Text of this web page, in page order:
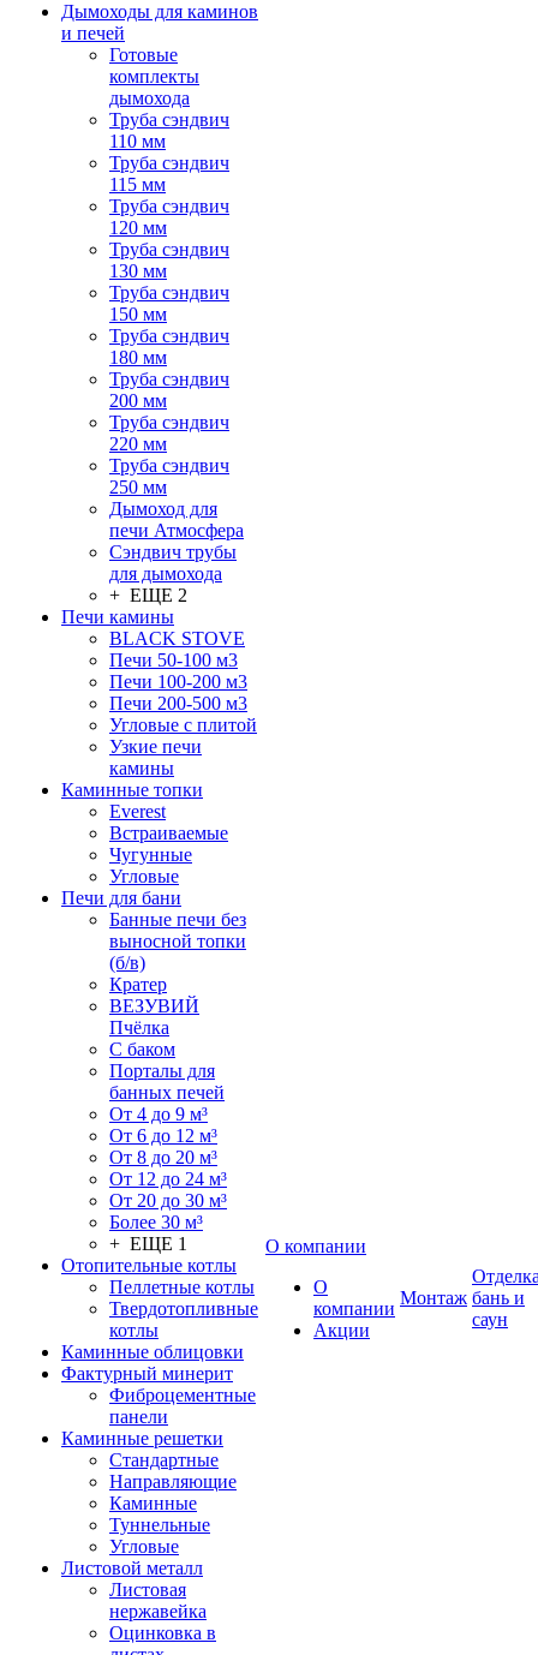
Дымоходы для каминов
и печей
Готовые
комплекты
дымохода
Труба сэндвич
110 мм
Труба сэндвич
115 мм
Труба сэндвич
120 мм
Труба сэндвич
130 мм
Труба сэндвич
150 мм
Труба сэндвич
180 мм
Труба сэндвич
200 мм
Труба сэндвич
220 мм
Труба сэндвич
250 мм
Дымоход для
печи Атмосфера
Сэндвич трубы
для дымохода
+ ЕЩЕ 2
Печи камины
BLACK STOVE
Печи 50-100 м3
Печи 100-200 м3
Печи 200-500 м3
Угловые с плитой
Узкие печи
камины
Каминные топки
Everest
Встраиваемые
Чугунные
Угловые
Печи для бани
Банные печи без
выносной топки
(б/в)
Кратер
ВЕЗУВИЙ
Пчёлка
С баком
Порталы для
банных печей
От 4 до 9 м³
От 6 до 12 м³
От 8 до 20 м³
От 12 до 24 м³
От 20 до 30 м³
Более 30 м³
+ ЕЩЕ 1
Отопительные котлы
Пеллетные котлы
Твердотопливные
котлы
Каминные облицовки
Фактурный минерит
Фиброцементные
панели
Каминные решетки
Стандартные
Направляющие
Каминные
Туннельные
Угловые
Листовой металл
Листовая
нержавейка
Оцинковка в
О компании
О
компании
Акции
Монтаж бань и
саун